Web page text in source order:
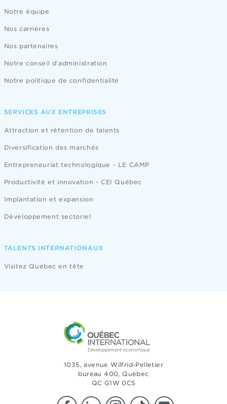
Notre équipe
Nos carrières
Nos partenaires
Notre conseil d'administration
Notre politique de confidentialité
SERVICES AUX ENTREPRISES
Attraction et rétention de talents
Diversification des marchés
Entrepreneuriat technologique - LE CAMP
Productivité et innovation - CEI Québec
Implantation et expansion
Développement sectoriel
TALENTS INTERNATIONAUX
Visitez Québec en tête
1035, avenue Wilfrid-Pelletier
bureau 400, Québec
QC G1W 0C5